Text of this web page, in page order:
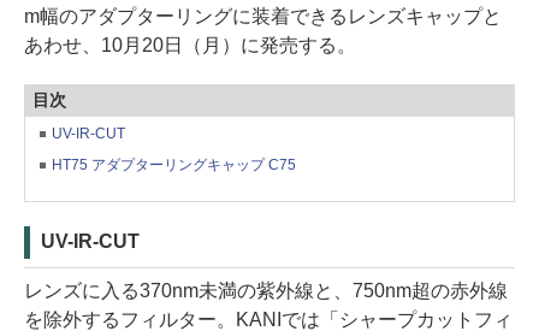
m幅のアダプターリングに装着できるレンズキャップと
あわせ、10月20日（月）に発売する。
目次
UV-IR-CUT
HT75 アダプターリングキャップ C75
UV-IR-CUT
レンズに入る370nm未満の紫外線と、750nm超の赤外線
を除外するフィルター。KANIでは「シャープカットフィ